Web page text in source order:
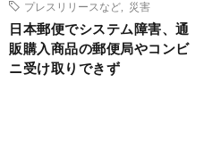
プレスリリースなど
災害
日本郵便でシステム障害、通
販購入商品の郵便局やコンビ
ニ受け取りできず